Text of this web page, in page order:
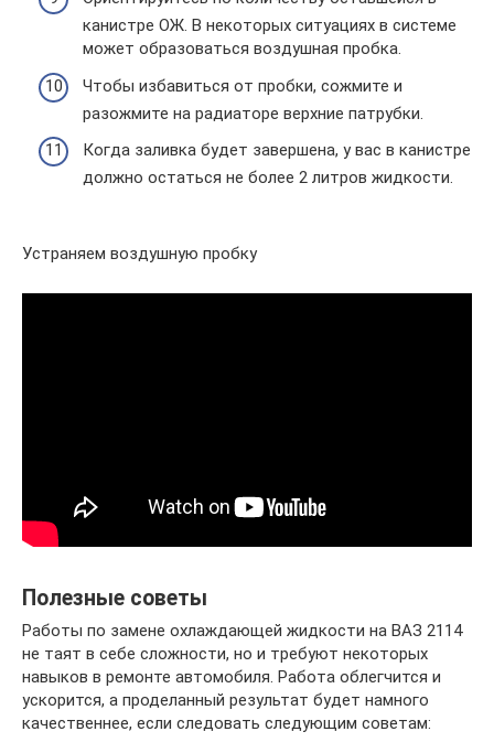
канистре ОЖ. В некоторых ситуациях в системе
может образоваться воздушная пробка.
Чтобы избавиться от пробки, сожмите и
разожмите на радиаторе верхние патрубки.
Когда заливка будет завершена, у вас в канистре
должно остаться не более 2 литров жидкости.
Устраняем воздушную пробку
Полезные советы
Работы по замене охлаждающей жидкости на ВАЗ 2114
не таят в себе сложности, но и требуют некоторых
навыков в ремонте автомобиля. Работа облегчится и
ускорится, а проделанный результат будет намного
качественнее, если следовать следующим советам: